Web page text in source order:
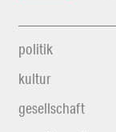
politik
kultur
gesellschaft